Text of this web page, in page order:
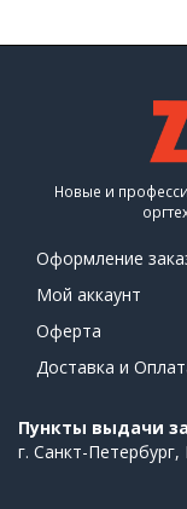
Новые и
Оформление
Мой аккаунт
Оферта
Доставка и
Пункты выдачи
г. Санкт-